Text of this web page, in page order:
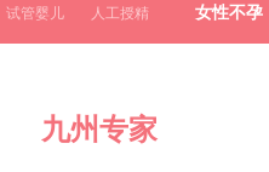
试管婴儿 人工授精 女性不孕
九州专家